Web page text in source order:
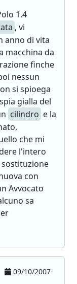
1.4
, vi
anno di vita
macchina da
finche
nessun
si spioega
gialla del
cilindro e la
che mi
l'intero
con
Avvocato
sa
09/10/2007